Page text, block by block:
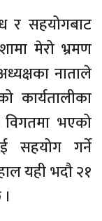
र सहयोगबाट
मेरो भ्रमण
नाताले
कार्यतालीका
भएको
सहयोग गर्ने
यही भदौ २१